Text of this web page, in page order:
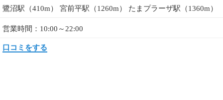
鷺沼駅（410m） 宮前平駅（1260m） たまプラーザ駅（1360m）
営業時間：10:00～22:00
口コミをする